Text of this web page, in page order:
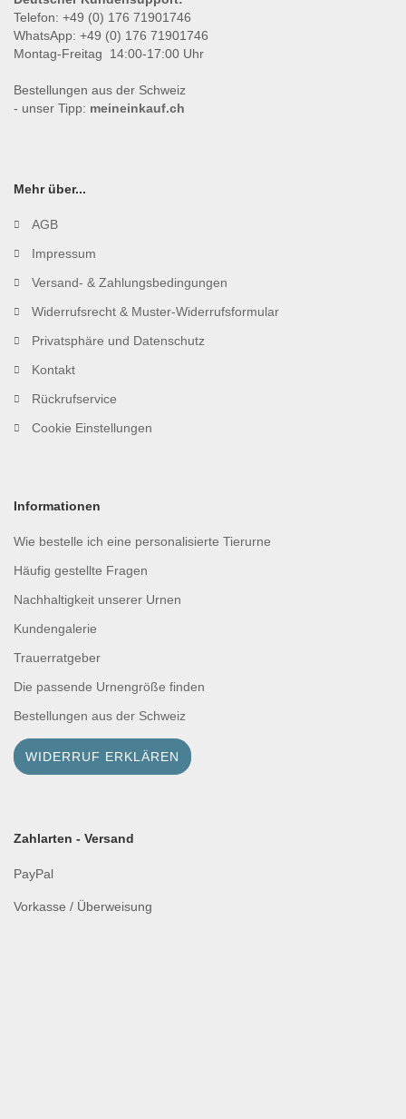
Telefon: +49 (0) 176 71901746
WhatsApp: +49 (0) 176 71901746
Montag-Freitag 14:00-17:00 Uhr
Bestellungen aus der Schweiz
- unser Tipp: meineinkauf.ch
Mehr über...
AGB
Impressum
Versand- & Zahlungsbedingungen
Widerrufsrecht & Muster-Widerrufsformular
Privatsphäre und Datenschutz
Kontakt
Rückrufservice
Cookie Einstellungen
Informationen
Wie bestelle ich eine personalisierte Tierurne
Häufig gestellte Fragen
Nachhaltigkeit unserer Urnen
Kundengalerie
Trauerratgeber
Die passende Urnengröße finden
Bestellungen aus der Schweiz
WIDERRUF ERKLÄREN
Zahlarten - Versand
PayPal
Vorkasse / Überweisung